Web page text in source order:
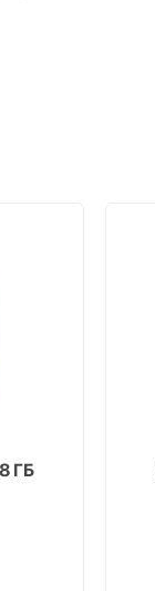
ГБ